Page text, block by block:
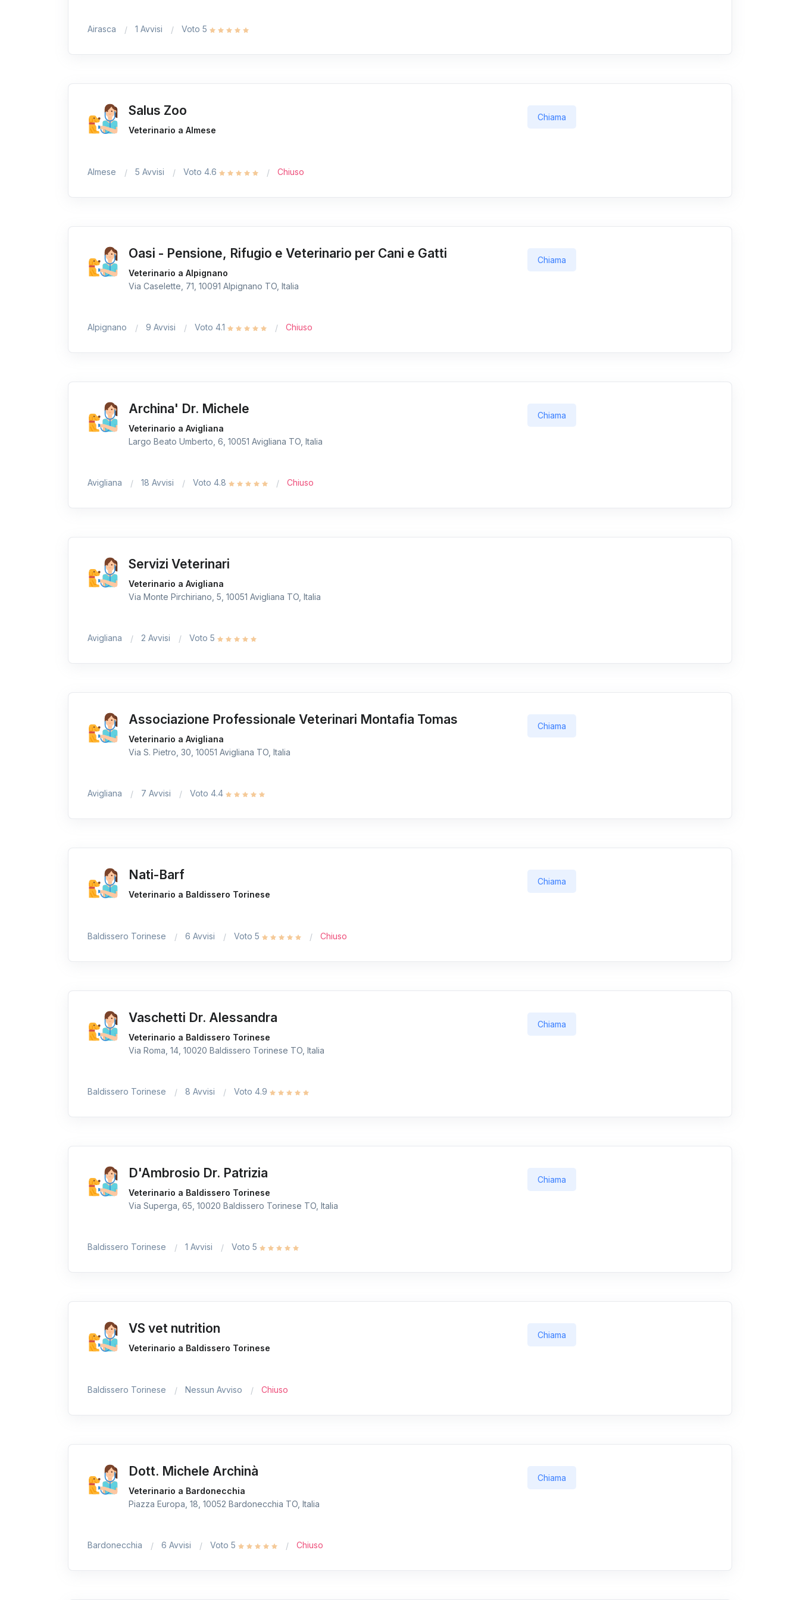
Airasca 1 Avvisi Voto 5
Salus Zoo
Veterinario a Almese
Chiama
Almese 5 Avvisi Voto 4.6 Chiuso
Oasi - Pensione, Rifugio e Veterinario per Cani e Gatti
Veterinario a Alpignano
Via Caselette, 71, 10091 Alpignano TO, Italia
Chiama
Alpignano 9 Avvisi Voto 4.1 Chiuso
Archina' Dr. Michele
Veterinario a Avigliana
Largo Beato Umberto, 6, 10051 Avigliana TO, Italia
Chiama
Avigliana 18 Avvisi Voto 4.8 Chiuso
Servizi Veterinari
Veterinario a Avigliana
Via Monte Pirchiriano, 5, 10051 Avigliana TO, Italia
Avigliana 2 Avvisi Voto 5
Associazione Professionale Veterinari Montafia Tomas
Veterinario a Avigliana
Via S. Pietro, 30, 10051 Avigliana TO, Italia
Chiama
Avigliana 7 Avvisi Voto 4.4
Nati-Barf
Veterinario a Baldissero Torinese
Chiama
Baldissero Torinese 6 Avvisi Voto 5 Chiuso
Vaschetti Dr. Alessandra
Veterinario a Baldissero Torinese
Via Roma, 14, 10020 Baldissero Torinese TO, Italia
Chiama
Baldissero Torinese 8 Avvisi Voto 4.9
D'Ambrosio Dr. Patrizia
Veterinario a Baldissero Torinese
Via Superga, 65, 10020 Baldissero Torinese TO, Italia
Chiama
Baldissero Torinese 1 Avvisi Voto 5
VS vet nutrition
Veterinario a Baldissero Torinese
Chiama
Baldissero Torinese Nessun Avviso Chiuso
Dott. Michele Archinà
Veterinario a Bardonecchia
Piazza Europa, 18, 10052 Bardonecchia TO, Italia
Chiama
Bardonecchia 6 Avvisi Voto 5 Chiuso